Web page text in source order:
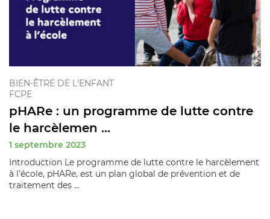
BIEN-ÊTRE DE L'ENFANT
FCPE
pHARe : un programme de lutte contre
le harcèlemen ...
1 septembre 2023
Introduction Le programme de lutte contre le harcèlement
à l’école, pHARe, est un plan global de prévention et de
traitement des ...